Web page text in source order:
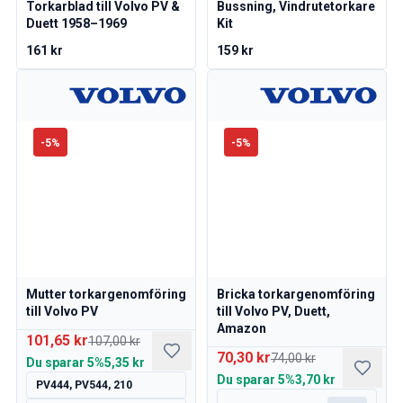
Övrigt Volvo Amazon
Volvo Amazon Däck/Fälg/Navkapslar
Volvo 1800 Reservdelar
Volvo 1800 Bromssystem
Volvo 1800 Bränsle/avgassystem
Volvo 1800 Karosseri
Volvo 1800 Kylsystem
Värme/Friskluftsanläggning Volvo 1800 (1961-73)
Övrigt Volvo 1800
Volvo 140/164 Reservdelar
Volvo 140/164 Karosseri
Torkarblad till Volvo PV &
Duett 1958–1969
161 kr
Bussning, Vindrutetorkare
Kit
159 kr
-5%
Mutter torkargenomföring
till Volvo PV
101,65 kr107,00 kr
Du sparar 5%5,35 kr
PV444, PV544, 210
-5%
Bricka torkargenomföring
till Volvo PV, Duett,
Amazon
70,30 kr74,00 kr
Du sparar 5%3,70 kr